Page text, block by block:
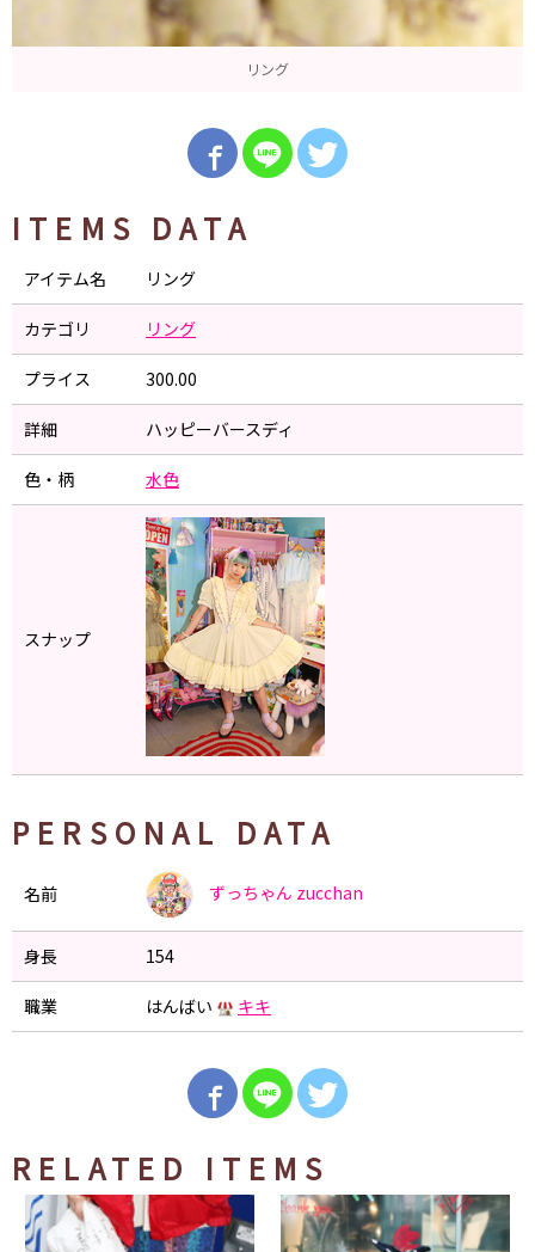
リング
ITEMS DATA
アイテム名 リング
カテゴリ リング
プライス 300.00
詳細 ハッピーバースディ
色・柄 水色
スナップ
PERSONAL DATA
名前 ずっちゃん zucchan
身長 154
職業 はんばい キキ
RELATED ITEMS